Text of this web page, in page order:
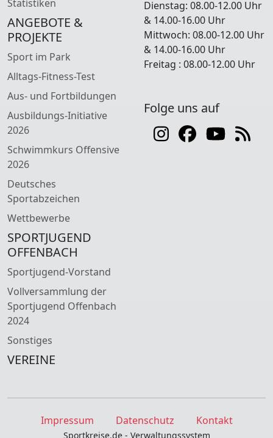
Statistiken
ANGEBOTE &
PROJEKTE
Sport im Park
Alltags-Fitness-Test
Aus- und Fortbildungen
Ausbildungs-Initiative
2026
Schwimmkurs Offensive
2026
Deutsches
Sportabzeichen
Wettbewerbe
SPORTJUGEND
OFFENBACH
Sportjugend-Vorstand
Vollversammlung der
Sportjugend Offenbach
2024
Sonstiges
VEREINE
Dienstag: 08.00-12.00 Uhr
& 14.00-16.00 Uhr
Mittwoch: 08.00-12.00 Uhr
& 14.00-16.00 Uhr
Freitag : 08.00-12.00 Uhr
Folge uns auf
Impressum Datenschutz Kontakt
Sportkreise.de - Verwaltungssystem